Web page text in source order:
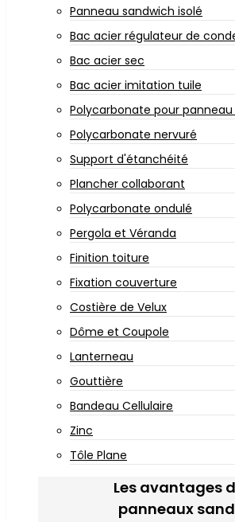
Panneau sandwich isolé
Bac acier régulateur de
Bac acier sec
Bac acier imitation tuile
Polycarbonate pour
Polycarbonate nervuré
Support d'étanchéité
Plancher collaborant
Polycarbonate ondulé
Pergola et Véranda
Finition toiture
Fixation couverture
Costière de Velux
Dôme et Coupole
Lanterneau
Gouttière
Bandeau Cellulaire
Zinc
Tôle Plane
Les avantages
panneaux